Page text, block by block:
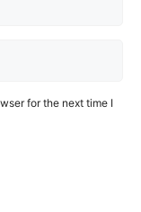
for the next time I